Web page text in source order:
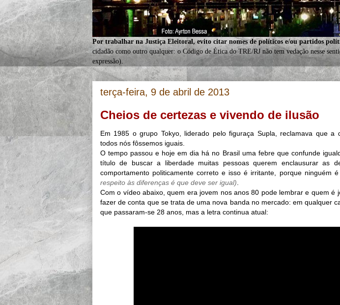
Por trabalhar na Justiça Eleitoral, evito citar nomes de políticos e/ou partidos
cidadão como outro qualquer: o Código de Ética do TRE/RJ não tem vedação nesse
expressão).
terça-feira, 9 de abril de 2013
Cheios de certezas e vivendo de ilusão
Em 1985 o grupo Tokyo, liderado pelo figuraça Supla, reclamava que a
todos nós fôssemos iguais.
O tempo passou e hoje em dia há no Brasil uma febre que confunde
título de buscar a liberdade muitas pessoas querem enclausurar as
comportamento politicamente correto e isso é irritante, porque ninguém
respeito às diferenças é que deve ser igual)
Com o vídeo abaixo, quem era jovem nos anos 80 pode lembrar e quem é
fazer de conta que se trata de uma nova banda no mercado: em qualquer
que passaram-se 28 anos, mas a letra continua atual: